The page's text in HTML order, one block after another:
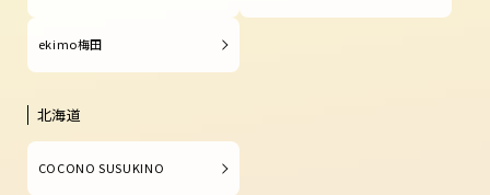
ekimo梅田
北海道
COCONO SUSUKINO